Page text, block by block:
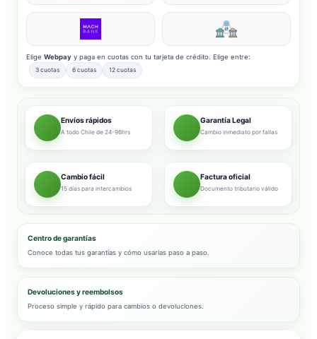
Elige Webpay y paga en cuotas con tu tarjeta de crédito. Elige entre:
3 cuotas 6 cuotas 12 cuotas
Envíos rápidos
A todo Chile de 24-96hrs
Garantía Legal
Cambio inmediato por fallas
Cambio fácil
15 días para intercambios
Factura oficial
Documento tributario válido
Centro de garantías
Conoce todas tus garantías y cómo usarlas paso a paso.
Devoluciones y reembolsos
Proceso simple y rápido para cambios o devoluciones.